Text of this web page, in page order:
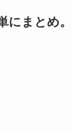
にまとめ。